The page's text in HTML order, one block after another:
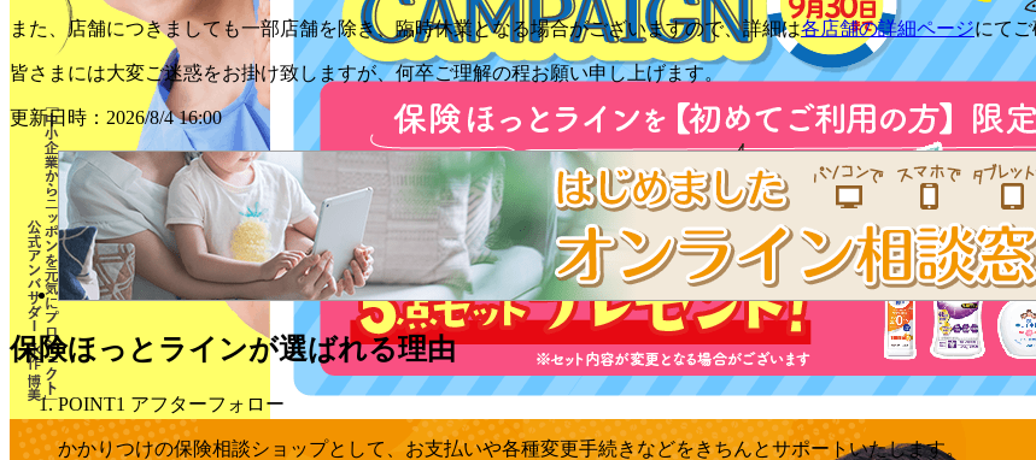
また、店舗につきましても一部店舗を除き、臨時休業となる場合がございますので、詳細は各店舗の詳細ページにてご
皆さまには大変ご迷惑をお掛け致しますが、何卒ご理解の程お願い申し上げます。
更新日時：2026/8/4 16:00
保険ほっとラインが選ばれる理由
POINT1 アフターフォロー
かかりつけの保険相談ショップとして、お支払いや各種変更手続きなどをきちんとサポートいたします。